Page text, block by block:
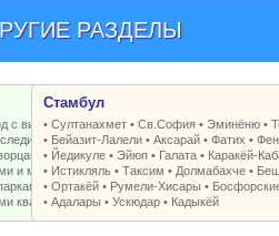
РАЗДЕЛЫ
с византийским и
османскими
крепостями,
и мусульманскими
старыми и
кварталами
Стамбул
•Султанахмет •Св.София •Эминёню •
• Бейазит-Лалели •Аксарай •Фатих •
• Йедикуле •Эйюп • Галата • Каракёй-
• Истикляль •Таксим • Долмабахче •
•Ортакёй • Румели-Xисары •
•Адалары •Ускюдар • Кадыкёй